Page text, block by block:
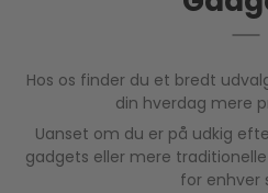
Hos os finder du et bredt
din hverdag mere
Uanset om du er på udkig
gadgets eller mere
for enhver